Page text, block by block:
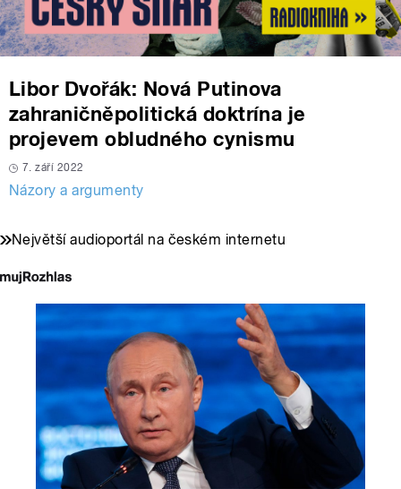
Libor Dvořák: Nová Putinova
zahraničněpolitická doktrína je
projevem obludného cynismu
7. září 2022
Názory a argumenty
Největší audioportál na českém internetu